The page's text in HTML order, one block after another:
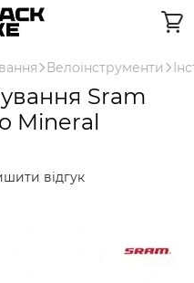
Велоінструменти
Sram
Mineral
відгук